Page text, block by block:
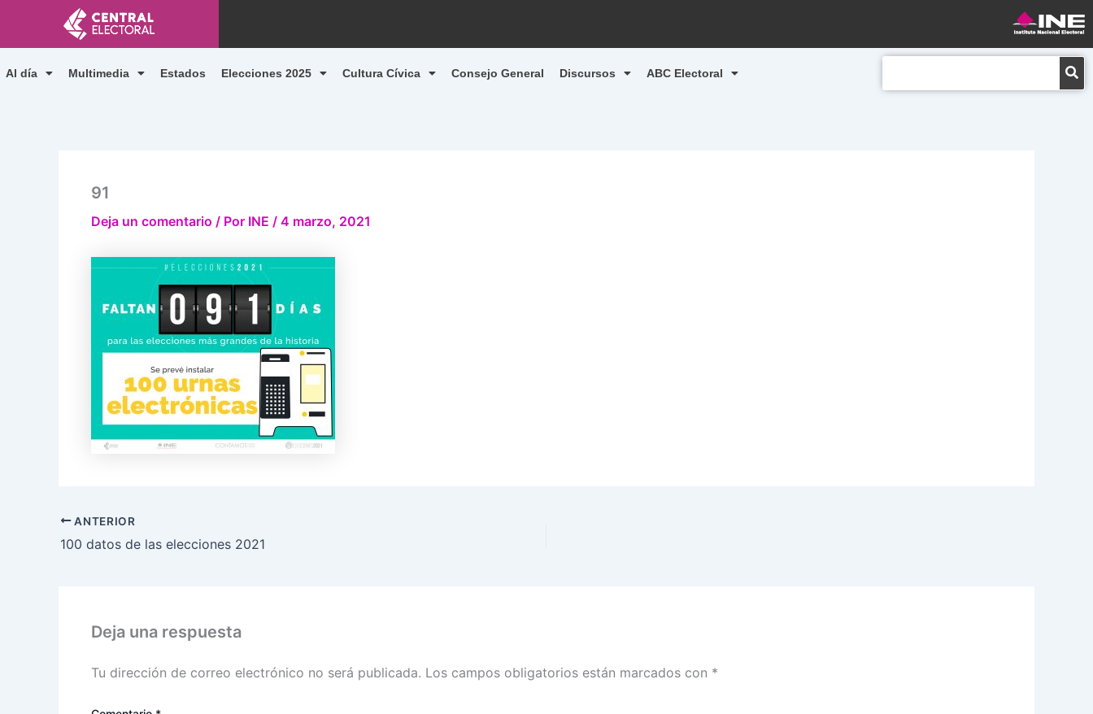
contenido
Al día Multimedia Estados Elecciones 2025 Cultura Cívica Consejo General Discursos ABC Electoral
91
Deja un comentario / Por INE / 4 marzo, 2021
ANTERIOR
100 datos de las elecciones 2021
Deja una respuesta
Tu dirección de correo electrónico no será publicada. Los campos obligatorios están marcados con *